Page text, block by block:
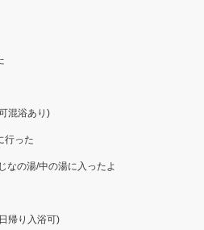
混浴あり)
行った
なの湯/中の湯に入ったよ
帰り入浴可)